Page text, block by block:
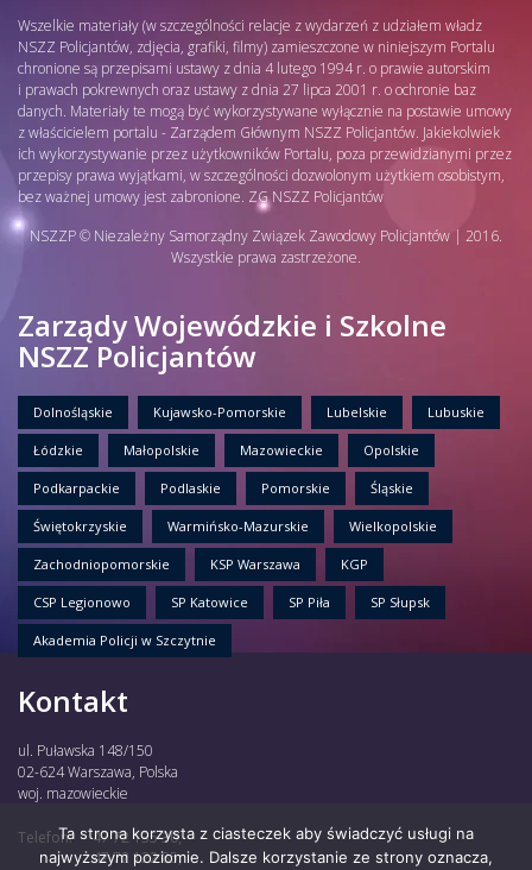
Wszelkie materiały (w szczególności relacje z wydarzeń z udziałem władz
NSZZ Policjantów, zdjęcia, grafiki, filmy) zamieszczone w niniejszym Portalu
chronione są przepisami ustawy z dnia 4 lutego 1994 r. o prawie autorskim
i prawach pokrewnych oraz ustawy z dnia 27 lipca 2001 r. o ochronie baz
danych. Materiały te mogą być wykorzystywane wyłącznie na postawie umowy
z właścicielem portalu - Zarządem Głównym NSZZ Policjantów. Jakiekolwiek
ich wykorzystywanie przez użytkowników Portalu, poza przewidzianymi przez
przepisy prawa wyjątkami, w szczególności dozwolonym użytkiem osobistym,
bez ważnej umowy jest zabronione. ZG NSZZ Policjantów
NSZZP © Niezależny Samorządny Związek Zawodowy Policjantów | 2016.
Wszystkie prawa zastrzeżone.
Zarządy Wojewódzkie i Szkolne
NSZZ Policjantów
Dolnośląskie Kujawsko-Pomorskie Lubelskie Lubuskie
Łódzkie Małopolskie Mazowieckie Opolskie
Podkarpackie Podlaskie Pomorskie Śląskie
Świętokrzyskie Warmińsko-Mazurskie Wielkopolskie
Zachodniopomorskie KSP Warszawa KGP
CSP Legionowo SP Katowice SP Piła SP Słupsk
Akademia Policji w Szczytnie
Kontakt
ul. Puławska 148/150
02-624 Warszawa, Polska
woj. mazowieckie
Telefon:
47 72 135 30,
47 72 122 85,
Ta strona korzysta z ciasteczek aby świadczyć usługi na
najwyższym poziomie. Dalsze korzystanie ze strony oznacza,